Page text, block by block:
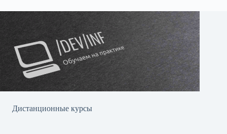
Дистанционные курсы